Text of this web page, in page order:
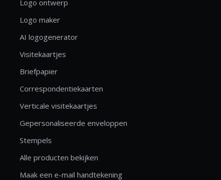
Logo ontwerp
Logo maker
AI logogenerator
Visitekaartjes
Briefpapier
Correspondentiekaarten
Verticale visitekaartjes
Gepersonaliseerde enveloppen
Stempels
Alle producten bekijken
Maak een e-mail handtekening